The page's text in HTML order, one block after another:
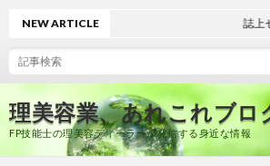
理美容業、あれこれブロ
FP技能士の理美容ディーラーが発信する身近な情報
NEW ARTICLE 誌上セ